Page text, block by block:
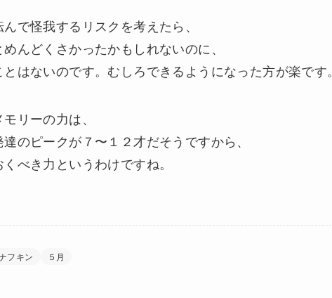
で怪我するリスクを考えたら、
んどくさかったかもしれないのに、
はないのです。むしろできるようになった方が楽です。
リーの力は、
のピークが７〜１２才だそうですから、
べき力というわけですね。
フキン ５月